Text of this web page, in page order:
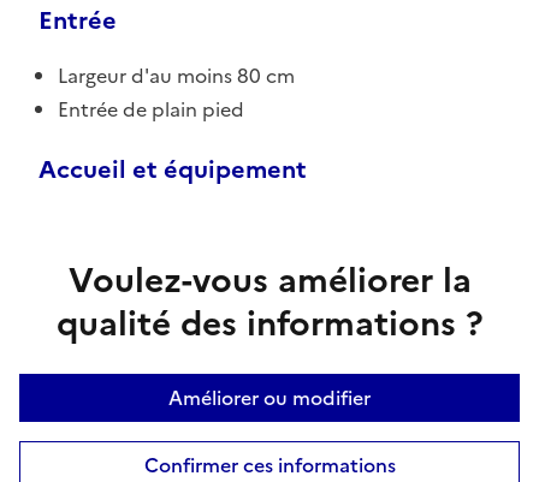
Entrée
Largeur d'au moins 80 cm
Entrée de plain pied
Accueil et équipement
Voulez-vous améliorer la
qualité des informations ?
Améliorer ou modifier
Confirmer ces informations